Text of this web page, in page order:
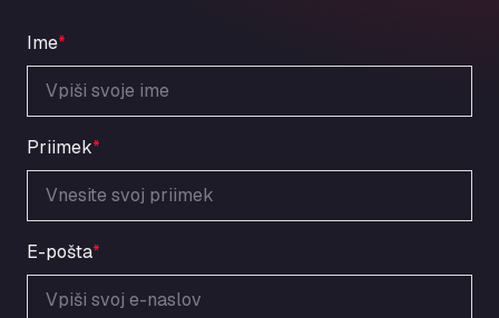
ARAL Autohof Preis
Schellweilerstraße 1, 66871
ARAL Tankstelle - XXL Truckwash.de
GmbH
Obernburger Str. 127, 63811
Ardleigh South Services
a120 westbound, CO77SL
Area 47 Hermanos Rico
Autovia A4 km 47, 28300
Ime*
Priimek*
E-pošta*